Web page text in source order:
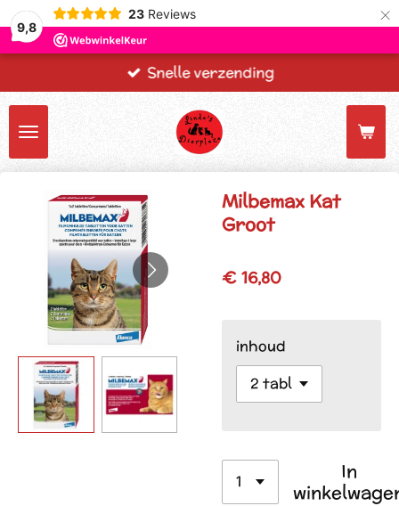
9,8
23 Reviews ×
Snelle verzending
Milbemax Kat
Groot
€ 16,80
inhoud
In